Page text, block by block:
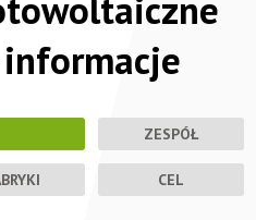
ZESPÓŁ
CEL